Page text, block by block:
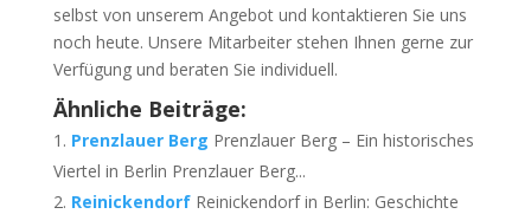
selbst von unserem Angebot und kontaktieren Sie uns
noch heute. Unsere Mitarbeiter stehen Ihnen gerne zur
Verfügung und beraten Sie individuell.
Ähnliche Beiträge:
Prenzlauer Berg Prenzlauer Berg – Ein historisches
Viertel in Berlin Prenzlauer Berg...
Reinickendorf Reinickendorf in Berlin: Geschichte